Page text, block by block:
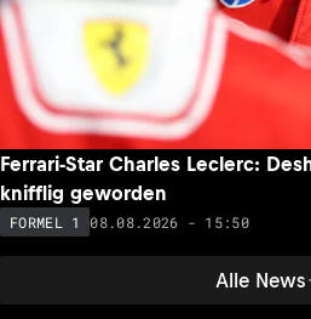
Alle News
Ferrari-Star Charles Leclerc:
knifflig geworden
FORMEL 1 08.08.2026 - 15:50